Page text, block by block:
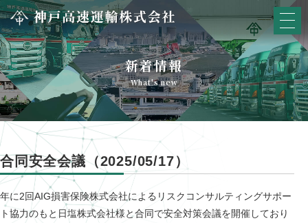
新着情報
What's new
合同安全会議（2025/05/17）
年に2回AIG損害保険株式会社によるリスクコンサルティングサポー
ト協力のもと 日塩株式会社様と合同で安全対策会議を開催しており